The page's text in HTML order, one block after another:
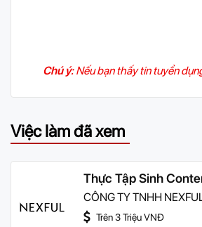
Chú ý:Nếu bạn thấy tin tuyển
Việc làm đã xem
Thực Tập Sinh
CÔNG TY TNHH
Trên 3 Triệu VNĐ